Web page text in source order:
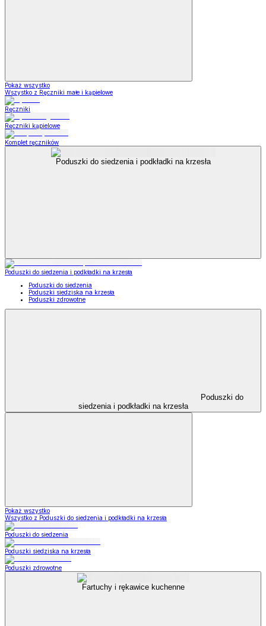
Pokaż wszystko
Wszystko z Ręczniki małe i kąpielowe
Ręczniki
Ręczniki kąpielowe
Komplet ręczników
Poduszki do siedzenia i podkładki na krzesła
Poduszki do siedzenia i podkładki na krzesła
Poduszki do siedzenia
Poduszki siedziska na krzesła
Poduszki zdrowotne
Poduszki do
siedzenia i podkładki na krzesła
Pokaż wszystko
Wszystko z Poduszki do siedzenia i podkładki na krzesła
Poduszki do siedzenia
Poduszki siedziska na krzesła
Poduszki zdrowotne
Fartuchy i rękawice kuchenne